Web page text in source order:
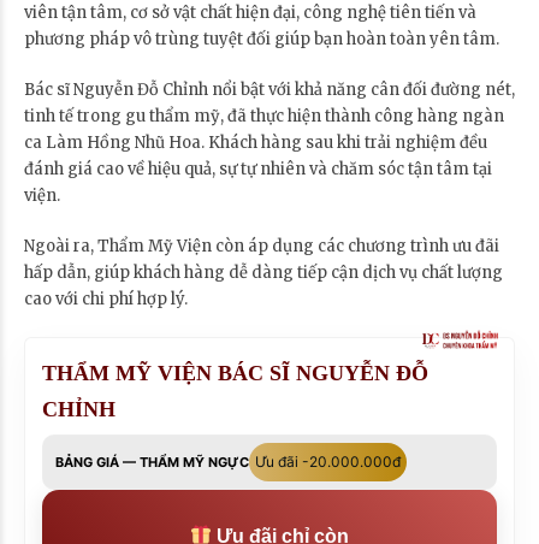
viên tận tâm, cơ sở vật chất hiện đại, công nghệ tiên tiến và
phương pháp vô trùng tuyệt đối giúp bạn hoàn toàn yên tâm.
Bác sĩ Nguyễn Đỗ Chỉnh nổi bật với khả năng cân đối đường nét,
tinh tế trong gu thẩm mỹ, đã thực hiện thành công hàng ngàn
ca Làm Hồng Nhũ Hoa. Khách hàng sau khi trải nghiệm đều
đánh giá cao về hiệu quả, sự tự nhiên và chăm sóc tận tâm tại
viện.
Ngoài ra, Thẩm Mỹ Viện còn áp dụng các chương trình ưu đãi
hấp dẫn, giúp khách hàng dễ dàng tiếp cận dịch vụ chất lượng
cao với chi phí hợp lý.
THẨM MỸ VIỆN BÁC SĨ NGUYỄN ĐỖ
CHỈNH
BẢNG GIÁ — THẨM MỸ NGỰC Ưu đãi -20.000.000đ
Ưu đãi chỉ còn